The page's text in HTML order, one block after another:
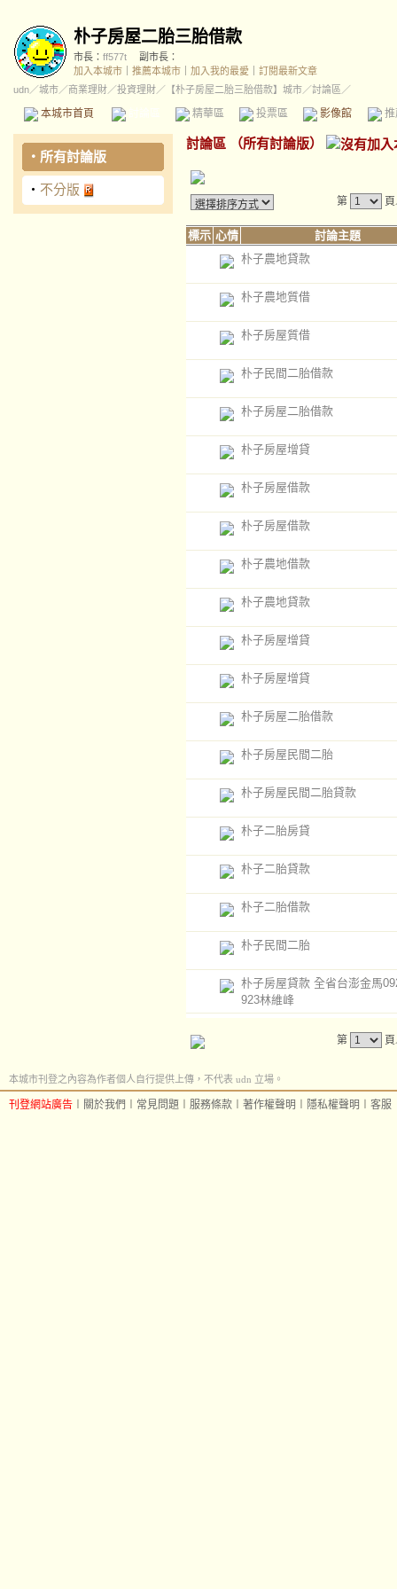
朴子房屋二胎三胎借款
市長： ff577t
副市長：
加入本城市
推薦本城市 加入我的最愛
訂閱最新文章
udn／城市／商業理財／投資理財／ 【朴子房屋二胎三胎借款】城市／討論區／
本城市首頁 精華區 投票區 影像館
‧ 所有討論版
‧ 不分版
討論區 （所有討論版）
第
標示 心情
討論主題
朴子農地貸款
朴子農地質借
朴子房屋質借
朴子民間二胎借款
朴子房屋二胎借款
朴子房屋增貸
朴子房屋借款
朴子房屋借款
朴子農地借款
朴子農地貸款
朴子房屋增貸
朴子房屋增貸
朴子房屋二胎借款
朴子房屋民間二胎
朴子房屋民間二胎貸款
朴子二胎房貸
朴子二胎貸款
朴子二胎借款
朴子民間二胎
朴子房屋貸款 全省台澎金馬
923林維峰
第
本城市刊登之內容為作者個人自行提供上傳，不代表 udn 立場。
刊登網站廣告 關於我們 常見問題 服務條款 著作權聲明 隱私權聲明 客服